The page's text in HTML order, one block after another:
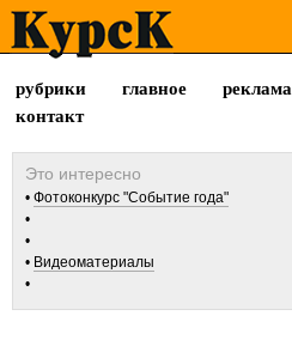
рубрики главное реклама
контакт
Фотоконкурс "Событие года"
Видеоматериалы